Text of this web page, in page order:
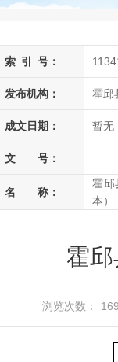
索 引 号：
发布机构： 霍邱
成文日期： 暂无
文 号：
名 称：
霍邱
本）
霍
浏览次数： 169